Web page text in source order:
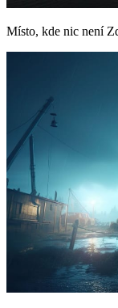
Místo, kde nic není